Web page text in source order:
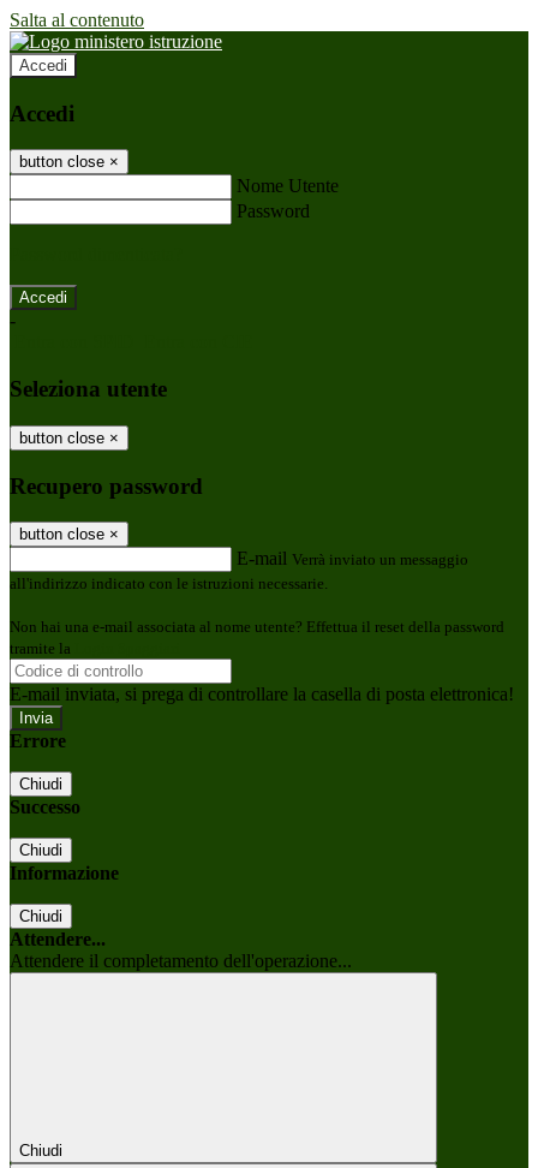
Salta al contenuto
Accedi
Accedi
button close ×
Nome Utente
Password
-
Seleziona utente
button close ×
Recupero password
button close ×
E-mail Verrà inviato un messaggio
all'indirizzo indicato con le istruzioni necessarie.
Non hai una e-mail associata al nome utente? Effettua il reset della password
tramite la
E-mail inviata, si prega di controllare la casella di posta elettronica!
Errore
Chiudi
Successo
Chiudi
Informazione
Chiudi
Attendere...
Attendere il completamento dell'operazione...
Chiudi